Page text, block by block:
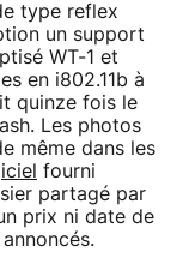
type reflex
un support
WT-1 et
en i802.11b à
quinze fois le
Les photos
même dans les
fourni
partagé par
prix ni date de